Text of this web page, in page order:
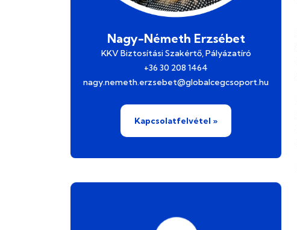
Nagy-Németh Erzsébet
KKV Biztosítási Szakértő, Pályázatíró
+36 30 208 1464
nagy.nemeth.erzsebet@globalcegcsoport.hu
Kapcsolatfelvétel »